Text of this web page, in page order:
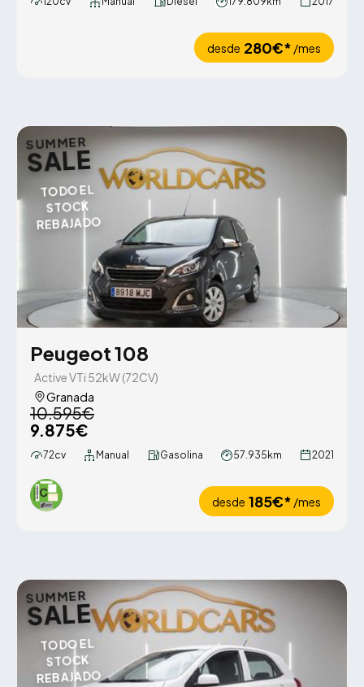
desde 280€* /mes
SUMMER
SALE
TODO EL
STOCK
REBAJADO
Peugeot 108
Active VTi 52kW (72CV)
Granada
10.595€
9.875€
72cv Manual Gasolina 57.935km 2021
desde 185€* /mes
SUMMER
SALE
TODO EL
STOCK
REBAJADO